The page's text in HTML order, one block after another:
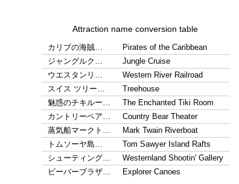
Attraction name conversion table
カリブの海賊…
Pirates of the Caribbean
ジャングルク…
Jungle Cruise
ウエスタンリ…
Western River Railroad
スイス ツリー…
Treehouse
魅惑のチキルー…
The Enchanted Tiki Room
カントリーベア…
Country Bear Theater
蒸気船マークト…
Mark Twain Riverboat
トムソーヤ島…
Tom Sawyer Island Rafts
シューティング…
Westernland Shootin' Gallery
ビーバーブラザ…
Explorer Canoes